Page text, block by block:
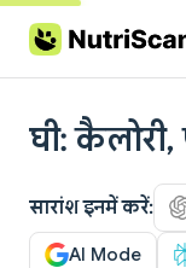
Skip to content
घी:
सारांश इनमें करें:
AI Mode